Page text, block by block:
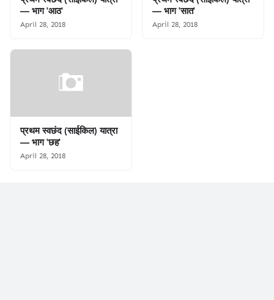
— भाग 'आठ'
April 28, 2018
— भाग 'सात'
April 28, 2018
प्रथम स्वछंद (साईकिल) यात्रा
— भाग 'छह'
April 28, 2018